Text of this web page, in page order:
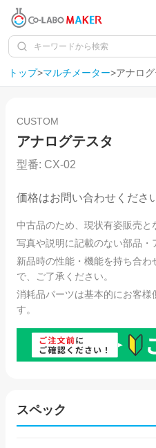
トップ>マルチメーター>アナロ
SOLD OUT
CUSTOM
アナログテスタ
型番: CX-02
価格はお問い合わせくださ
中古品のため、現状有姿販売と
写真や説明に記載のない部品・
新品時の性能・機能を持ち合
で、ご了承ください。
消耗品パーツは基本的にお客様
す。
スペック